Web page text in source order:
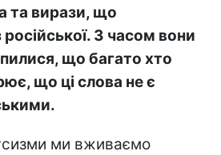
та вирази, що
З часом вони
що багато хто
що ці слова не є
ми вживаємо